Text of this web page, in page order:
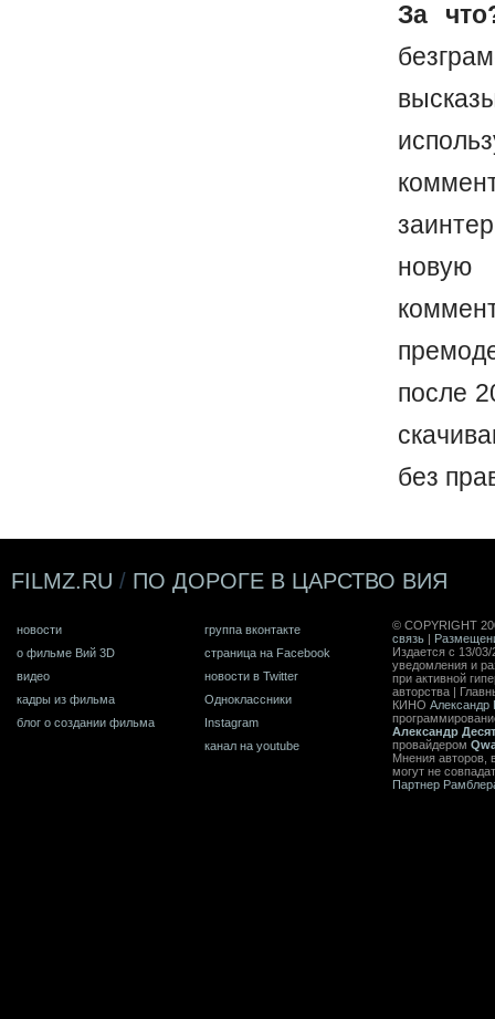
За
новую
после
без
FILMZ.RU / ПО ДОРОГЕ В ЦАРСТВО ВИЯ
новости
о фильме Вий 3D
видео
кадры из фильма
блог о создании фильма
группа вконтакте
страница на Facebook
новости в Twitter
Одноклассники
Instagram
канал на youtube
© COPYRIGHT
связь |
Издается с 13/
уведомления и
при активной
авторства |
КИНО Александр
Александр
провайдером
Мнения авторов,
могут не
Партнер